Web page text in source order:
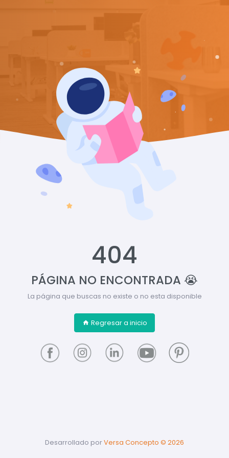
404
PÁGINA NO ENCONTRADA 😭
La página que buscas no existe o no esta disponible
Regresar a inicio
Desarrollado porVersa Concepto © 2026